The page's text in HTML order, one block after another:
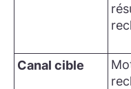
Canal cible